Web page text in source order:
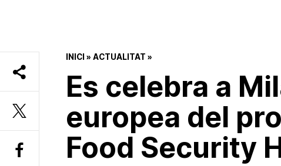
INICI » ACTUALITAT »
Es celebra a
europea del
Food Security